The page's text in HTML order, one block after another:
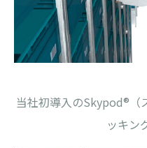
当社初導入のSkypod®（
ッキン